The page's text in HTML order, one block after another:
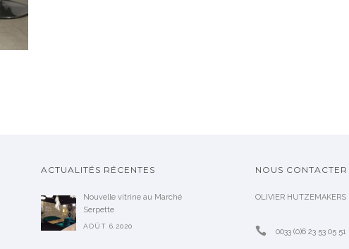
ACTUALITÉS RÉCENTES
Nouvelle vitrine au Marché
Serpette
AOÛT 6,2020
NOUS CONTACTER
OLIVIER HUTZEMAKERS
0033 (0)6 23 53 05 51